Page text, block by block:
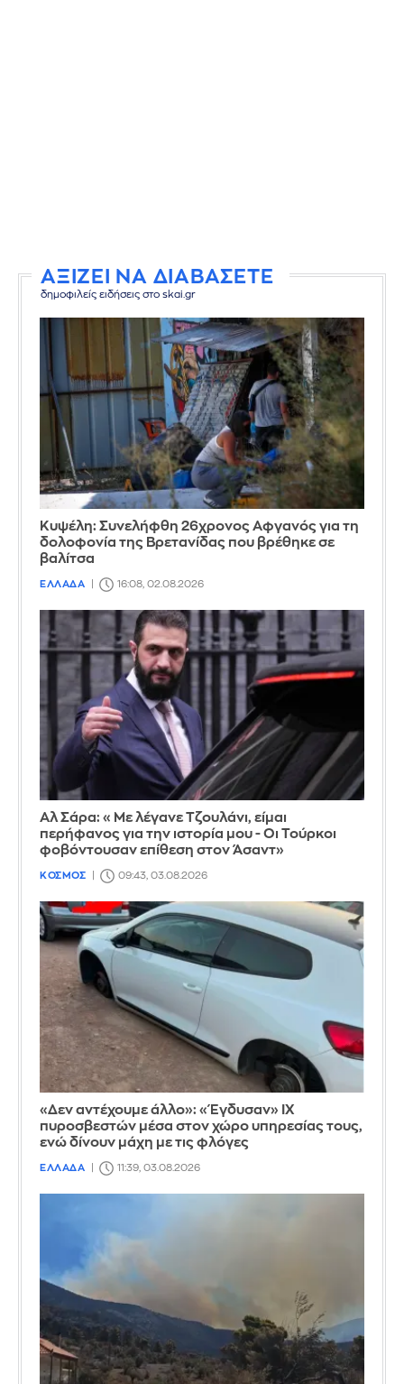
ΑΞΙΖΕΙ ΝΑ ΔΙΑΒΑΣΕΤΕ
δημοφιλείς ειδήσεις στο skai.gr
Κυψέλη: Συνελήφθη 26χρονος Αφγανός για τη
δολοφονία της Βρετανίδας που βρέθηκε σε
βαλίτσα
ΕΛΛΑΔΑ 16:08, 02.08.2026
Αλ Σάρα: «Με λέγανε Τζουλάνι, είμαι
περήφανος για την ιστορία μου - Οι Τούρκοι
φοβόντουσαν επίθεση στον Άσαντ»
ΚΟΣΜΟΣ 09:43, 03.08.2026
«Δεν αντέχουμε άλλο»: «Έγδυσαν» ΙΧ
πυροσβεστών μέσα στον χώρο υπηρεσίας τους,
ενώ δίνουν μάχη με τις φλόγες
ΕΛΛΑΔΑ 11:39, 03.08.2026